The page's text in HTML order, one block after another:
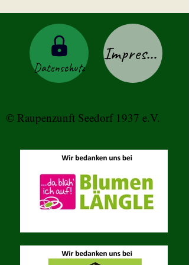
Datenschutz
Impressum
© Raupenzunft Seedorf 1937 e.V.